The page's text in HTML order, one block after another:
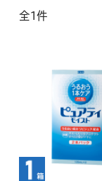
遠近両
カラー
ハード
日本ア
はじ
おト
全1件